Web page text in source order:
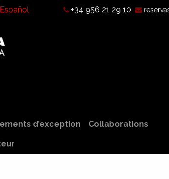
Español +34 956 21 29 10
d’exception Collaborations